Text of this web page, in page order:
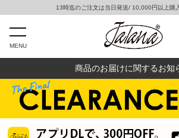
13時迄のご注文は当日発送/ 10,000円以上購
MENU
商品のお届けに関するお知